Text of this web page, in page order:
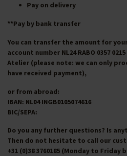
Pay on delivery
**Pay by bank transfer
You can transfer the amount for
account number NL24 RABO 0357
Atelier (please note: we can only
have received payment),
or from abroad:
IBAN: NL04 INGB0105074616
BIC/SEPA:
Do you any further questions? Is
Then do not hesitate to call our
+31 (0)38 3760185 (Monday to Friday